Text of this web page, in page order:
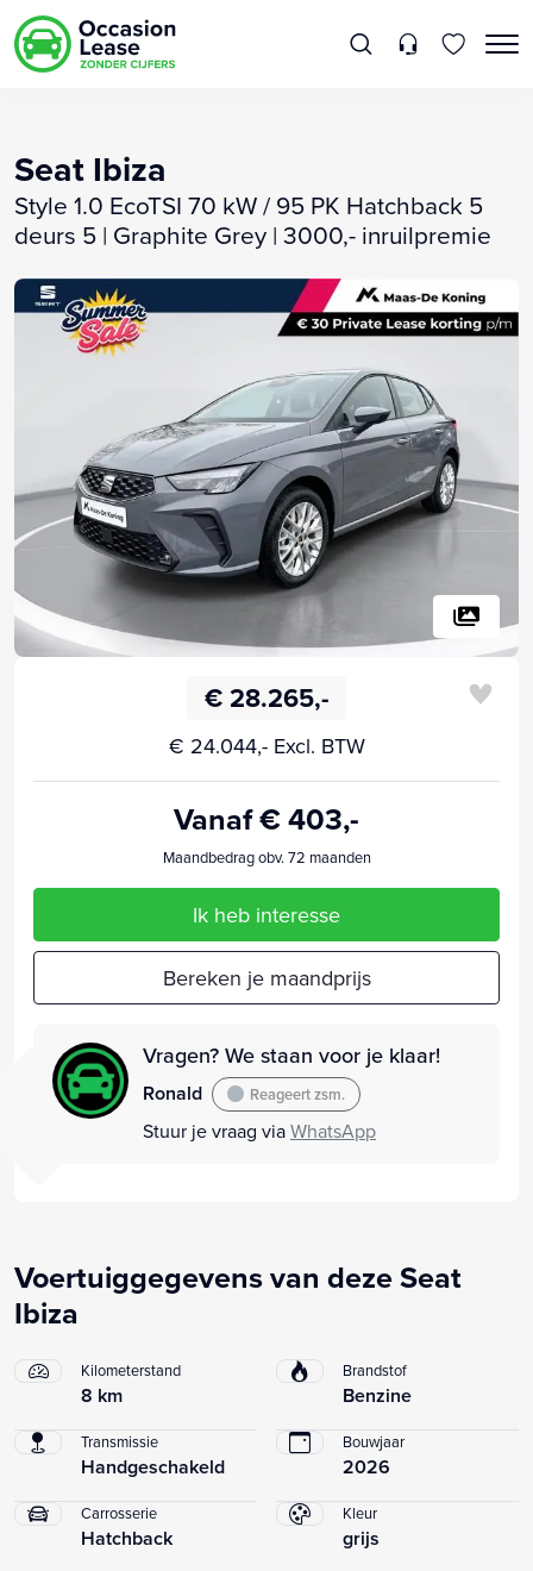
Seat Ibiza
Style 1.0 EcoTSI 70 kW / 95 PK Hatchback 5
deurs 5 | Graphite Grey | 3000,- inruilpremie
€ 28.265,-
€ 24.044,- Excl. BTW
Vanaf € 403,-
Maandbedrag obv. 72 maanden
Ik heb interesse
Bereken je maandprijs
Vragen? We staan voor je klaar!
Ronald Reageert zsm.
Stuur je vraag viaWhatsApp
Voertuiggegevens van deze Seat
Ibiza
Kilometerstand
8 km
Brandstof
Benzine
Transmissie
Handgeschakeld
Bouwjaar
2026
Carrosserie
Hatchback
Kleur
grijs